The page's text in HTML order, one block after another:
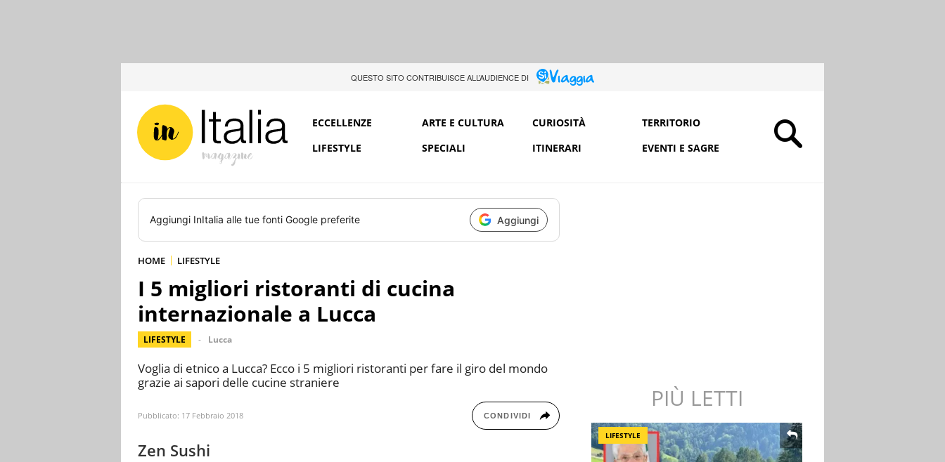
QUESTO SITO CONTRIBUISCE ALL’AUDIENCE DI
ECCELLENZE ARTE E CULTURA CURIOSITÀ
TERRITORIO
LIFESTYLE
SPECIALI ITINERARI EVENTI E SAGRE
Aggiungi InItalia alle tue fonti Google preferite Aggiungi
HOME LIFESTYLE
I 5 migliori ristoranti di cucina
internazionale a Lucca
LIFESTYLE Lucca
Voglia di etnico a Lucca? Ecco i 5 migliori ristoranti per fare il giro del mondo
grazie ai sapori delle cucine straniere
Pubblicato: 17 Febbraio 2018 CONDIVIDI
Zen Sushi
PIÙ LETTI
LIFESTYLE